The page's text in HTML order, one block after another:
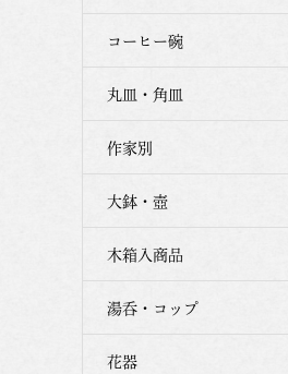
コーヒー碗
丸皿・角皿
作家別
大鉢・壺
木箱入商品
湯呑・コップ
花器